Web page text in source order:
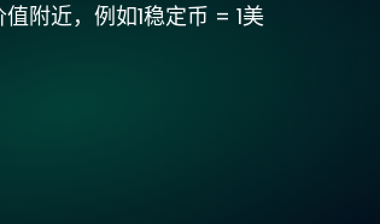
附近，例如1稳定币 = 1美